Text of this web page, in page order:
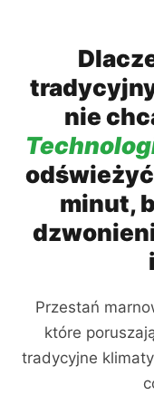
nie
minut,
Przestań
które
tradycyjne